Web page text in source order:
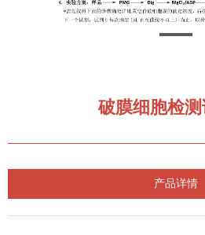
破膜细胞检
产品详情